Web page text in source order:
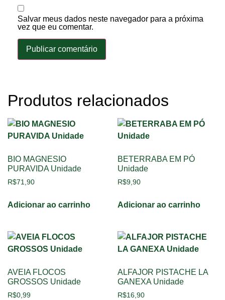
Salvar meus dados neste navegador para a próxima
vez que eu comentar.
Produtos relacionados
BIO MAGNESIO
PURAVIDA Unidade
R$71,90
Adicionar ao carrinho
BETERRABA EM PÓ
Unidade
R$9,90
Adicionar ao carrinho
AVEIA FLOCOS
GROSSOS Unidade
R$0,99
ALFAJOR PISTACHE LA
GANEXA Unidade
R$16,90